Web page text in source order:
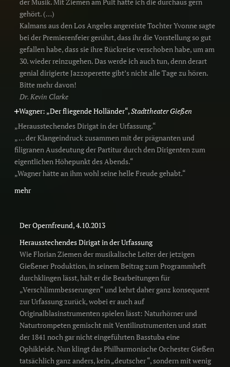
gehört. (…)
Kalmans aus den Los Angeles angereiste Tochter Yvonne sagte
bei der Premierenfeier gerührt, dass ihr die Vorstellung so gut
gefallen habe, dass sie ihre Rückreise verschoben habe, um am
30. wieder reinzugehen. Das werde ich auch tun, denn derart
genial dirigierte Jazzoperette gibt’s nicht alle Tage zu hören.
Bitte mehr davon!
Dr. Kevin Clarke
Wagner: „Der fliegende Holländer“,Stadttheater Gießen
„Herausstechendes Dirigat in der Urfassung.“
„ … der Klangeindruck zusammen mit der prägnanten und
filigranen Ausdeutung der Partitur durch den Dirigenten zum
eigentlichen Höhepunkt des Abends.“
„Wagner hätte an ihm wohl seine helle Freude gehabt.“
mehr
Der Opernfreund, 4.10.2013
Herausstechendes Dirigat in der Urfassung
Wie Florian Ziemen der musikalische Leiter der jetzigen
Gießener Produktion, in seinem Beitrag zum Programmheft
durchklingen lässt, hält er die Bearbeitungen für
„Verschlimmbesserungen“ und kehrt daher ganz konsequent
zur Urfassung zurück, wobei er auch auf
Originalblasinstrumenten spielen lässt: Naturhörner und
Naturtrompeten gemischt mit Ventilinstrumenten und statt
der 1841 noch gar nicht eingeführten Basstuba eine
Ophikleide. Nun klingt das Philharmonische Orchester Gießen
tatsächlich ganz anders, kein „deutscher “, sondern mit wenig